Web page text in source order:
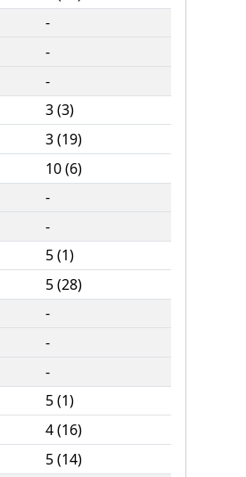
-
-
-
3 (3)
3 (19)
10 (6)
-
-
5 (1)
5 (28)
-
-
-
5 (1)
4 (16)
5 (14)